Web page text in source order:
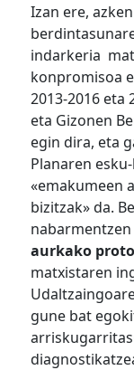
Izan ere,
indarkeria
konpromisoa
2013-2016 eta
eta Gizonen
egin dira, eta
Planaren
«emakumeen
bizitzak» da.
aurkako
matxistaren
gune bat